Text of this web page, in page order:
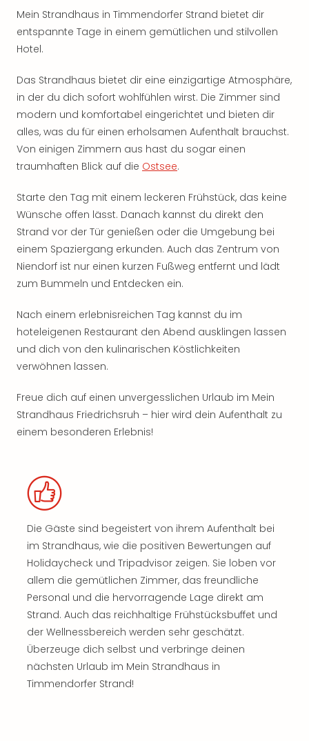
Mein Strandhaus in Timmendorfer Strand bietet dir
entspannte Tage in einem gemütlichen und stilvollen
Hotel.
Das Strandhaus bietet dir eine einzigartige Atmosphäre,
in der du dich sofort wohlfühlen wirst. Die Zimmer sind
modern und komfortabel eingerichtet und bieten dir
alles, was du für einen erholsamen Aufenthalt brauchst.
Von einigen Zimmern aus hast du sogar einen
traumhaften Blick auf die Ostsee.
Starte den Tag mit einem leckeren Frühstück, das keine
Wünsche offen lässt. Danach kannst du direkt den
Strand vor der Tür genießen oder die Umgebung bei
einem Spaziergang erkunden. Auch das Zentrum von
Niendorf ist nur einen kurzen Fußweg entfernt und lädt
zum Bummeln und Entdecken ein.
Nach einem erlebnisreichen Tag kannst du im
hoteleigenen Restaurant den Abend ausklingen lassen
und dich von den kulinarischen Köstlichkeiten
verwöhnen lassen.
Freue dich auf einen unvergesslichen Urlaub im Mein
Strandhaus Friedrichsruh – hier wird dein Aufenthalt zu
einem besonderen Erlebnis!
Die Gäste sind begeistert von ihrem Aufenthalt bei
im Strandhaus, wie die positiven Bewertungen auf
Holidaycheck und Tripadvisor zeigen. Sie loben vor
allem die gemütlichen Zimmer, das freundliche
Personal und die hervorragende Lage direkt am
Strand. Auch das reichhaltige Frühstücksbuffet und
der Wellnessbereich werden sehr geschätzt.
Überzeuge dich selbst und verbringe deinen
nächsten Urlaub im Mein Strandhaus in
Timmendorfer Strand!